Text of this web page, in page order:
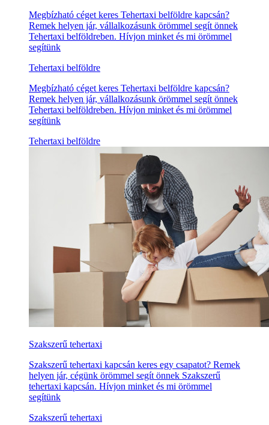
Megbízható céget keres Tehertaxi belföldre kapcsán?
Remek helyen jár, vállalkozásunk örömmel segít önnek
Tehertaxi belföldreben. Hívjon minket és mi örömmel
segítünk
Tehertaxi belföldre
Megbízható céget keres Tehertaxi belföldre kapcsán?
Remek helyen jár, vállalkozásunk örömmel segít önnek
Tehertaxi belföldreben. Hívjon minket és mi örömmel
segítünk
Tehertaxi belföldre
Szakszerű tehertaxi
Szakszerű tehertaxi kapcsán keres egy csapatot? Remek
helyen jár, cégünk örömmel segít önnek Szakszerű
tehertaxi kapcsán. Hívjon minket és mi örömmel
segítünk
Szakszerű tehertaxi